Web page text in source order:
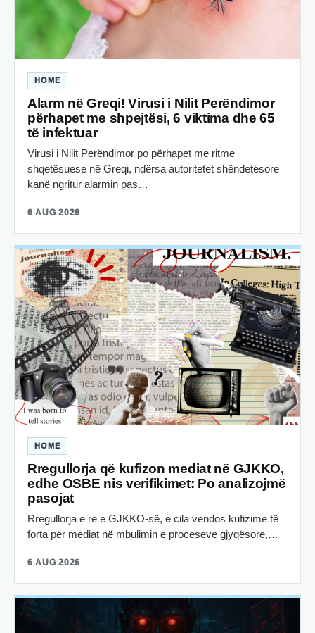
HOME
Alarm në Greqi! Virusi i Nilit Perëndimor
përhapet me shpejtësi, 6 viktima dhe 65
të infektuar
Virusi i Nilit Perëndimor po përhapet me ritme
shqetësuese në Greqi, ndërsa autoritetet shëndetësore
kanë ngritur alarmin pas…
6 AUG 2026
HOME
Rregullorja që kufizon mediat në GJKKO,
edhe OSBE nis verifikimet: Po analizojmë
pasojat
Rregullorja e re e GJKKO-së, e cila vendos kufizime të
forta për mediat në mbulimin e proceseve gjyqësore,…
6 AUG 2026